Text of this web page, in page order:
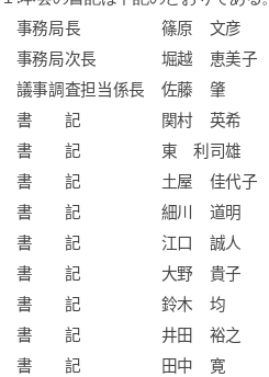
事務局長 篠原 文彦
事務局次長 堀越 恵美子
議事調査担当係長 佐藤 肇
書 記
関村 英希
書 記
東 利司雄
書 記
土屋 佳代子
書 記
細川 道明
書 記
江口 誠人
書 記
大野 貴子
書 記
鈴木 均
書 記
井田 裕之
書 記
田中 寛